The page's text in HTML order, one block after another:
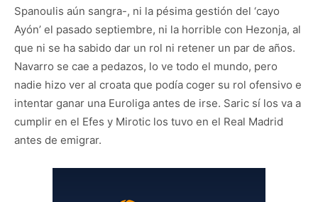
Spanoulis aún sangra-, ni la pésima gestión del ‘cayo
Ayón’ el pasado septiembre, ni la horrible con Hezonja, al
que ni se ha sabido dar un rol ni retener un par de años.
Navarro se cae a pedazos, lo ve todo el mundo, pero
nadie hizo ver al croata que podía coger su rol ofensivo e
intentar ganar una Euroliga antes de irse. Saric sí los va a
cumplir en el Efes y Mirotic los tuvo en el Real Madrid
antes de emigrar.